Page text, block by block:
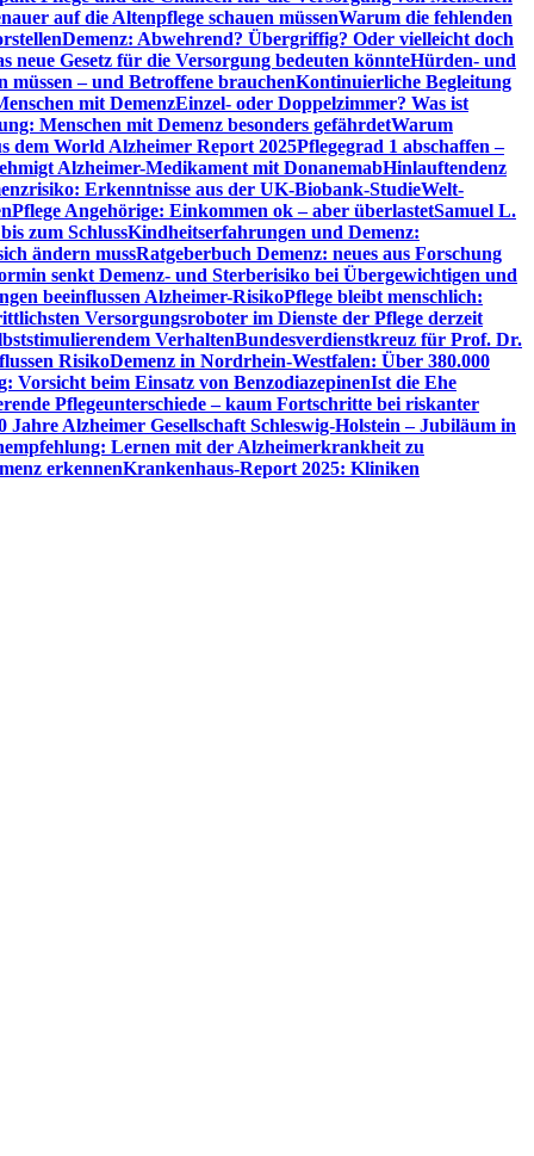
auf die Altenpflege schauen müssenWarum die fehlenden
Demenz: Abwehrend? Übergriffig? Oder vielleicht doch
neue Gesetz für die Versorgung bedeuten könnteHürden- und
– und Betroffene brauchenKontinuierliche Begleitung
mit DemenzEinzel- oder Doppelzimmer? Was ist
Menschen mit Demenz besonders gefährdetWarum
dem World Alzheimer Report 2025Pflegegrad 1 abschaffen –
Alzheimer-Medikament mit DonanemabHinlauftendenz
Erkenntnisse aus der UK-Biobank-StudieWelt-
Pflege Angehörige: Einkommen ok – aber überlastetSamuel L.
zum SchlussKindheitserfahrungen und Demenz:
ändern mussRatgeberbuch Demenz: neues aus Forschung
senkt Demenz- und Sterberisiko bei Übergewichtigen und
beeinflussen Alzheimer-RisikoPflege bleibt menschlich:
Versorgungsroboter im Dienste der Pflege derzeit
VerhaltenBundesverdienstkreuz für Prof. Dr.
RisikoDemenz in Nordrhein-Westfalen: Über 380.000
Vorsicht beim Einsatz von BenzodiazepinenIst die Ehe
Pflegeunterschiede – kaum Fortschritte bei riskanter
Jahre Alzheimer Gesellschaft Schleswig-Holstein – Jubiläum in
Lernen mit der Alzheimerkrankheit zu
erkennenKrankenhaus-Report 2025: Kliniken